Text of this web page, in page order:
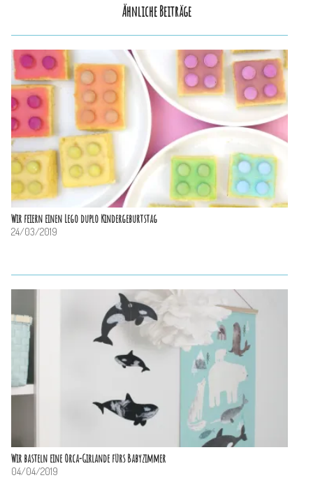
Ähnliche Beiträge
Wir feiern einen Lego duplo Kindergeburtstag
24/03/2019
Wir basteln eine Orca-Girlande fürs Babyzimmer
04/04/2019